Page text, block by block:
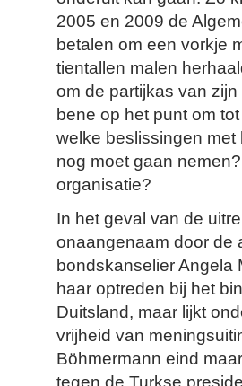
2005 en 2009 de
betalen om een vorkje
tientallen malen
om de partijkas van
bene op het punt om
welke beslissingen
nog moet gaan
organisatie?
In het geval van de
onaangenaam door de
bondskanselier Angela
haar optreden bij het
Duitsland, maar lijkt
vrijheid van
Böhmermann eind